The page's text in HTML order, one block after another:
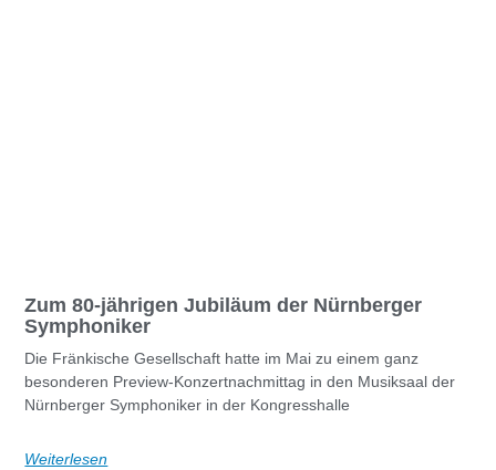
Zum 80-jährigen Jubiläum der Nürnberger
Symphoniker
Die Fränkische Gesellschaft hatte im Mai zu einem ganz
besonderen Preview-Konzertnachmittag in den Musiksaal der
Nürnberger Symphoniker in der Kongresshalle
Weiterlesen